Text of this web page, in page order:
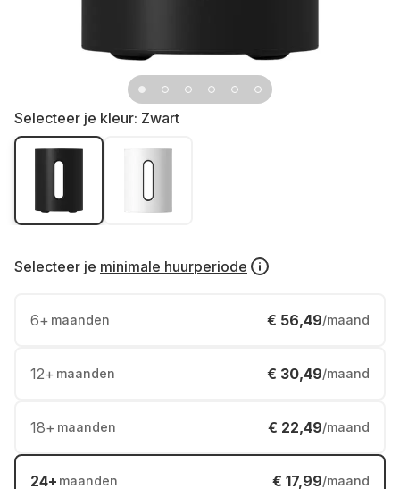
Selecteer je kleur: Zwart
Selecteer je minimale huurperiode
6+ maanden € 56,49/maand
12+ maanden € 30,49/maand
18+ maanden € 22,49/maand
24+ maanden € 17,99/maand